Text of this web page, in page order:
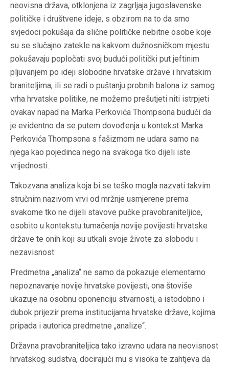
neovisna država, otklonjena iz zagrljaja jugoslavenske
političke i društvene ideje, s obzirom na to da smo
svjedoci pokušaja da slične političke nebitne osobe koje
su se slučajno zatekle na kakvom dužnosničkom mjestu
pokušavaju popločati svoj budući politički put jeftinim
pljuvanjem po ideji slobodne hrvatske države i hrvatskim
braniteljima, ili se radi o puštanju probnih balona iz samog
vrha hrvatske politike, ne možemo prešutjeti niti istrpjeti
ovakav napad na Marka Perkovića Thompsona budući da
je evidentno da se putem dovođenja u kontekst Marka
Perkovića Thompsona s fašizmom ne udara samo na
njega kao pojedinca nego na svakoga tko dijeli iste
vrijednosti.
Takozvana analiza koja bi se teško mogla nazvati takvim
stručnim nazivom vrvi od mržnje usmjerene prema
svakome tko ne dijeli stavove pučke pravobraniteljice,
osobito u kontekstu tumačenja novije povijesti hrvatske
države te onih koji su utkali svoje živote za slobodu i
nezavisnost.
Predmetna „analiza“ ne samo da pokazuje elementarno
nepoznavanje novije hrvatske povijesti, ona štoviše
ukazuje na osobnu oponenciju stvarnosti, a istodobno i
dubok prijezir prema institucijama hrvatske države, kojima
pripada i autorica predmetne „analize“.
Državna pravobraniteljica tako izravno udara na neovisnost
hrvatskog sudstva, docirajući mu s visoka te zahtjeva da